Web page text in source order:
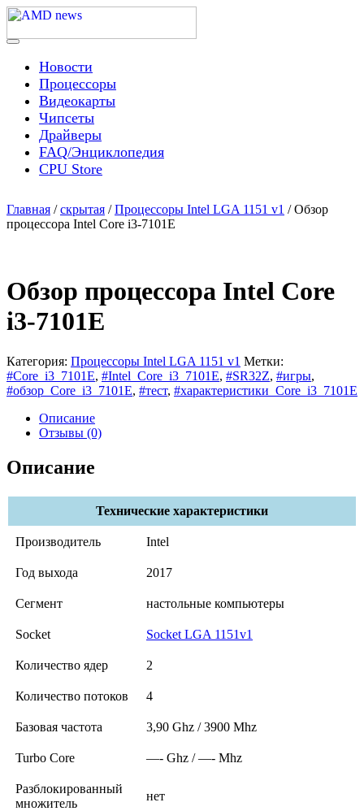
Skip
content
AMD news
Menu
Новости
Процессоры
Видеокарты
Чипсеты
Драйверы
FAQ/Энциклопедия
CPU Store
Главная /скрытая /Процессоры Intel LGA 1151 v1 / Обзор
процессора Intel Core i3-7101E
Обзор процессора Intel Core
i3-7101E
Категория: Процессоры Intel LGA 1151 v1 Метки:
#Core_i3_7101E, #Intel_Core_i3_7101E, #SR32Z, #игры,
#обзор_Core_i3_7101E, #тест, #характеристики_Core_i3_7101E
Описание
Отзывы (0)
Описание
Технические характеристики
Производитель Intel
Год выхода 2017
Сегмент настольные компьютеры
Socket Socket LGA 1151v1
Количество ядер 2
Количество потоков 4
Базовая частота 3,90 Ghz / 3900 Mhz
Turbo Core —- Ghz / —- Mhz
Разблокированный
множитель
нет